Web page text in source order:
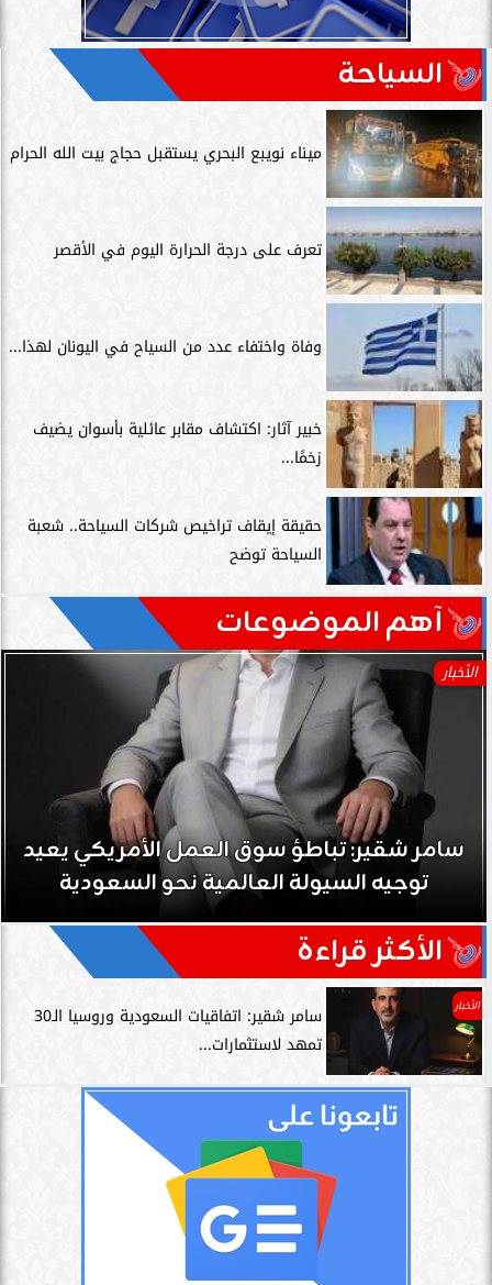
السياحة
ميناء نويبع البحري يستقبل حجاج بيت الله الحرام
تعرف على درجة الحرارة اليوم في الأقصر
وفاة واختفاء عدد من السياح في اليونان لهذا...
خبير آثار: اكتشاف مقابر عائلية بأسوان يضيف
زخمًا...
حقيقة إيقاف تراخيص شركات السياحة.. شعبة
السياحة توضح
آهم الموضوعات
الأخبار
سامر شقير: تباطؤ سوق العمل الأمريكي يعيد
توجيه السيولة العالمية نحو السعودية
الأكثر قراءة
الأخبار
سامر شقير: اتفاقيات السعودية وروسيا الـ30
تمهد لاستثمارات...